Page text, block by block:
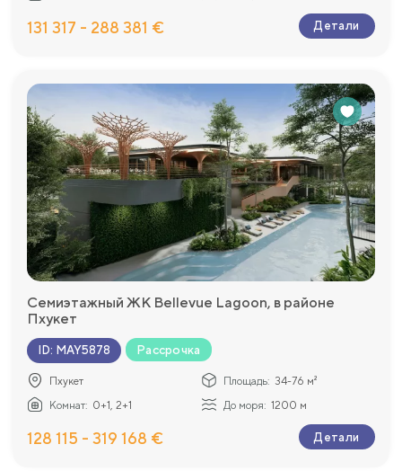
131 317 - 288 381 € Детали
Семиэтажный ЖК Bellevue Lagoon, в районе
Пхукет
ID: MAY5878 Рассрочка
Пхукет Площадь: 34-76 м²
Комнат: 0+1, 2+1 До моря: 1200 м
128 115 - 319 168 € Детали